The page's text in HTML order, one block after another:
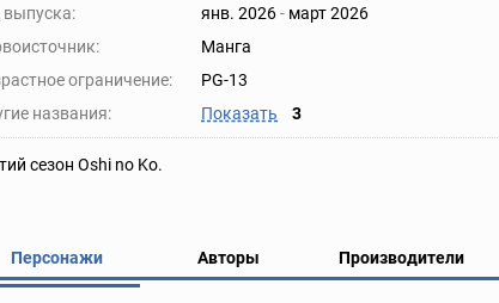
выпуска:
янв. 2026- март 2026
Манга
ограничение:
PG-13
названия:
Показать 3
сезон Oshi no Ko.
Персонажи Авторы Производители